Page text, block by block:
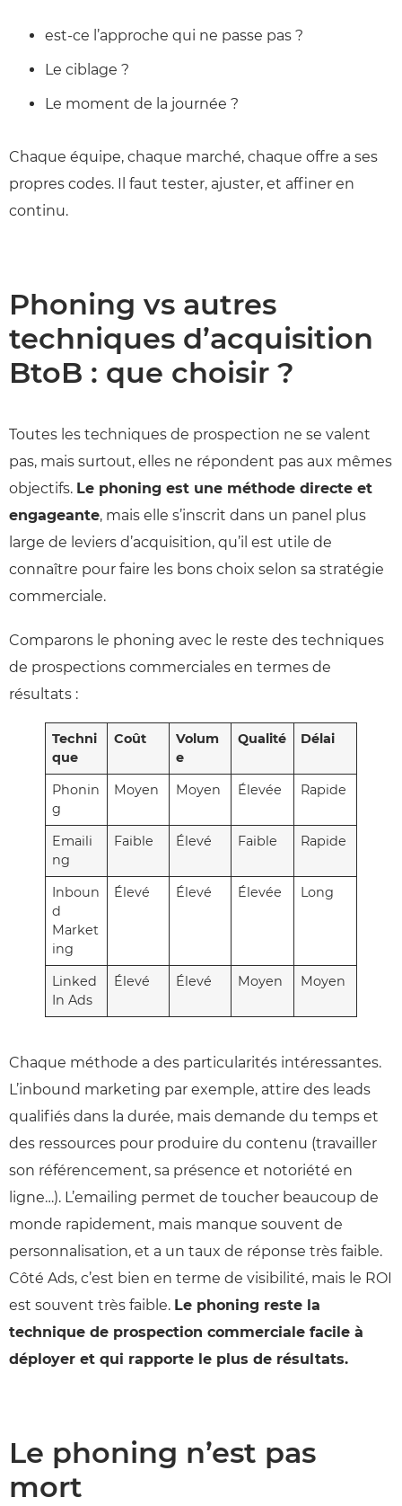
est-ce l’approche qui ne passe pas ?
Le ciblage ?
Le moment de la journée ?
Chaque équipe, chaque marché, chaque offre a ses
propres codes. Il faut tester, ajuster, et affiner en
continu.
Phoning vs autres
techniques d’acquisition
BtoB : que choisir ?
Toutes les techniques de prospection ne se valent
pas, mais surtout, elles ne répondent pas aux mêmes
objectifs. Le phoning est une méthode directe et
engageante, mais elle s’inscrit dans un panel plus
large de leviers d’acquisition, qu’il est utile de
connaître pour faire les bons choix selon sa stratégie
commerciale.
Comparons le phoning avec le reste des techniques
de prospections commerciales en termes de
résultats :
Techni
que
Coût
Volum
e
Qualité Délai
Phonin
g
Moyen Moyen Élevée Rapide
Emaili
ng
Faible Élevé Faible Rapide
Inboun
d
Market
ing
Élevé Élevé Élevée Long
Linked
In Ads
Élevé Élevé Moyen Moyen
Chaque méthode a des particularités intéressantes.
L’inbound marketing par exemple, attire des leads
qualifiés dans la durée, mais demande du temps et
des ressources pour produire du contenu (travailler
son référencement, sa présence et notoriété en
ligne…). L’emailing permet de toucher beaucoup de
monde rapidement, mais manque souvent de
personnalisation, et a un taux de réponse très faible.
Côté Ads, c’est bien en terme de visibilité, mais le ROI
est souvent très faible. Le phoning reste la
technique de prospection commerciale facile à
déployer et qui rapporte le plus de résultats.
Le phoning n’est pas
mort